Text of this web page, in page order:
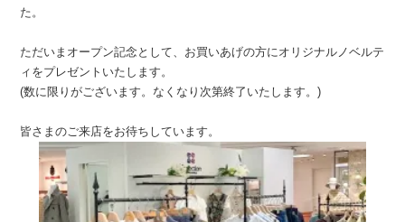
た。
ただいまオープン記念として、お買いあげの方にオリジナルノベルテ
ィをプレゼントいたします。
(数に限りがございます。なくなり次第終了いたします。)
皆さまのご来店をお待ちしています。